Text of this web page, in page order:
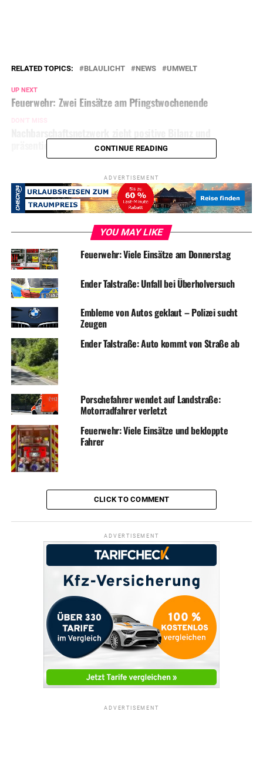
RELATED TOPICS: BLAULICHT NEWS UMWELT
UP NEXT
Feuerwehr: Zwei Einsätze am Pfingstwochenende
DON'T MISS
präsentiert interkulturellen Stadtplan
CONTINUE READING
ADVERTISEMENT
YOU MAY LIKE
Feuerwehr: Viele Einsätze am Donnerstag
Ender Talstraße: Unfall bei Überholversuch
Embleme von Autos geklaut – Polizei sucht
Zeugen
Ender Talstraße: Auto kommt von Straße ab
Porschefahrer wendet auf Landstraße:
Motorradfahrer verletzt
Feuerwehr: Viele Einsätze und bekloppte
Fahrer
CLICK TO COMMENT
ADVERTISEMENT
ADVERTISEMENT